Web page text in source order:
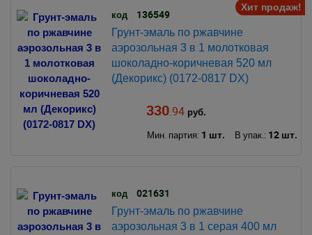
Хит продаж!
код 136549
Грунт-эмаль по ржавчине
аэрозольная 3 в 1 молотковая
шоколадно-коричневая 520 мл
(Декорикс) (0172-0817 DX)
330.94руб.
Мин. партия: 1 шт. В упак.: 12 шт.
код 021631
Грунт-эмаль по ржавчине
аэрозольная 3 в 1 серая 400 мл